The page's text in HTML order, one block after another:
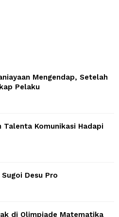
Mengendap, Setelah
Pelaku
Talenta Komunikasi Hadapi
Desu Pro
di Olimpiade Matematika